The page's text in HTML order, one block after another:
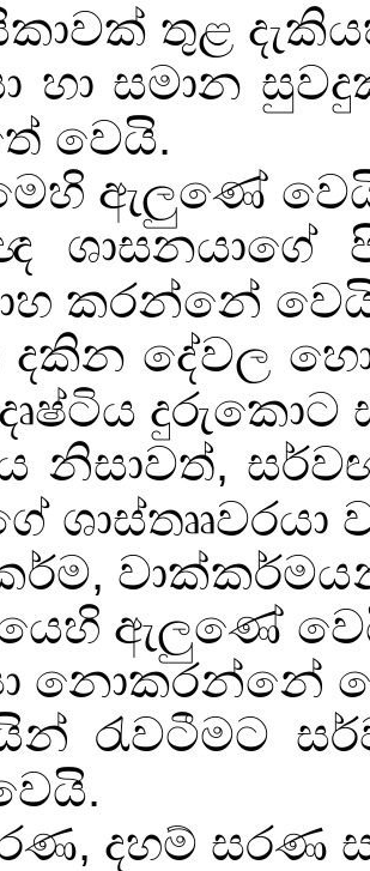
තුළ දැකිය
හා සමාන
වෙයි.
ඇලුණේ
ශාසනයාගේ
කරන්නේ
දකින දේවල
දුරුකොට
නිසාවත්,
,
ඇලුණේ
නොකරන්නේ
රැවටීමට
, දහම් සරණ